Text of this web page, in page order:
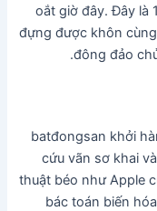
oắt giờ đây. Đây là
đựng được khôn
đông đảo
batđongsan khởi
cứu vãn sơ khai
thuật béo như Apple
bác toán biến